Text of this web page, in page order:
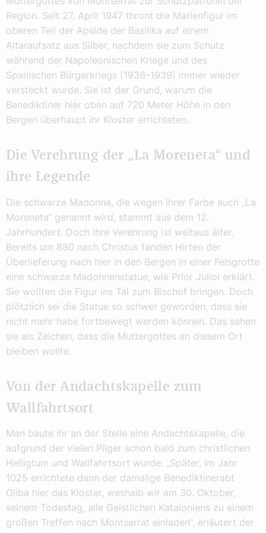
Region. Seit 27. April 1947 thront die Marienfigur im
oberen Teil der Apside der Basilika auf einem
Altaraufsatz aus Silber, nachdem sie zum Schutz
während der Napoleonischen Kriege und des
Spanischen Bürgerkriegs (1936–1939) immer wieder
versteckt wurde. Sie ist der Grund, warum die
Benediktiner hier oben auf 720 Meter Höhe in den
Bergen überhaupt ihr Kloster errichteten.
Die Verehrung der „La Moreneta“ und
ihre Legende
Die schwarze Madonna, die wegen ihrer Farbe auch „La
Moreneta“ genannt wird, stammt aus dem 12.
Jahrhundert. Doch ihre Verehrung ist weitaus älter.
Bereits um 880 nach Christus fanden Hirten der
Überlieferung nach hier in den Bergen in einer Felsgrotte
eine schwarze Madonnenstatue, wie Prior Juliol erklärt.
Sie wollten die Figur ins Tal zum Bischof bringen. Doch
plötzlich sei die Statue so schwer geworden, dass sie
nicht mehr habe fortbewegt werden können. Das sahen
sie als Zeichen, dass die Muttergottes an diesem Ort
bleiben wollte.
Von der Andachtskapelle zum
Wallfahrtsort
Man baute ihr an der Stelle eine Andachtskapelle, die
aufgrund der vielen Pilger schon bald zum christlichen
Heiligtum und Wallfahrtsort wurde. „Später, im Jahr
1025 errichtete dann der damalige Benediktinerabt
Oliba hier das Kloster, weshalb wir am 30. Oktober,
seinem Todestag, alle Geistlichen Kataloniens zu einem
großen Treffen nach Montserrat einladen“, erläutert der